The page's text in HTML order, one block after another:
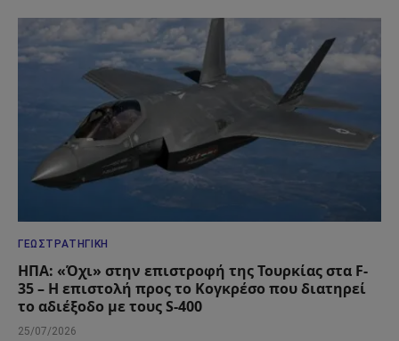
ΓΕΩΣΤΡΑΤΗΓΙΚΉ
ΗΠΑ: «Όχι» στην επιστροφή της Τουρκίας στα F-
35 – Η επιστολή προς το Κογκρέσο που διατηρεί
το αδιέξοδο με τους S-400
25/07/2026